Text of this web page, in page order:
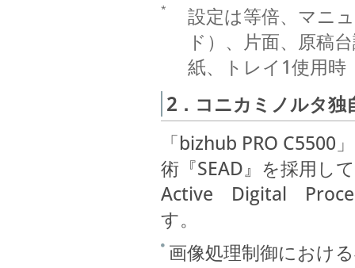
*
設定は等倍、マニ
ド）、片面、原稿
紙、トレイ1使用時
2．コニカミノルタ独
「bizhub PRO C5500
術『SEAD』を採用し
Active Digital
す。
画像処理制御におけ